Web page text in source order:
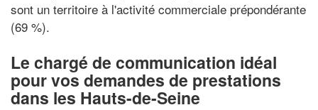
sont un territoire à l'activité commerciale prépondérante
(69 %).
Le chargé de communication idéal
pour vos demandes de prestations
dans les Hauts-de-Seine